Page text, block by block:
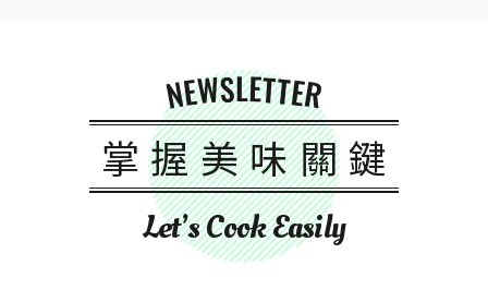
NEWSLETTER
掌握美味關鍵
Let’s Cook Easily